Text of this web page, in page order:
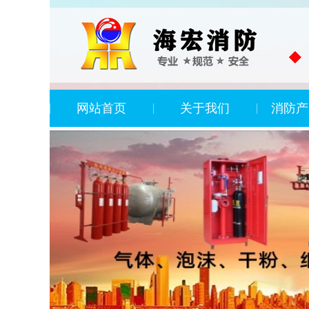
网站首页 关于我们 消防